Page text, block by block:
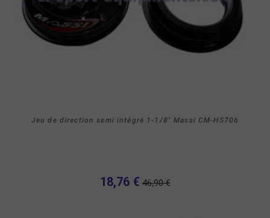
Jeu de direction semi intégré 1-1/8" Massi CM-HS706
18,76 € 46,90 €